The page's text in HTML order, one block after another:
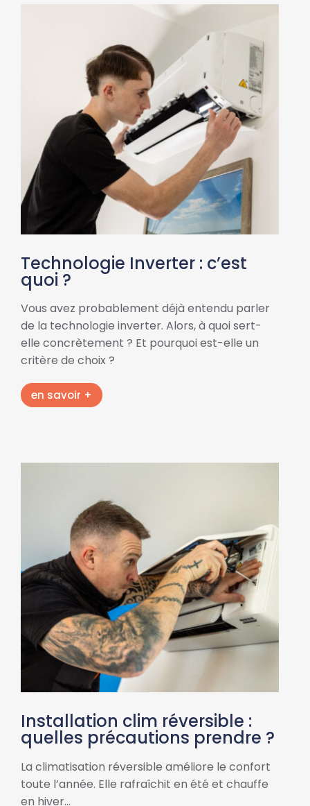
Technologie Inverter : c’est
quoi ?
Vous avez probablement déjà entendu parler
de la technologie inverter. Alors, à quoi sert-
elle concrètement ? Et pourquoi est-elle un
critère de choix ?
en savoir +
Installation clim réversible :
quelles précautions prendre ?
La climatisation réversible améliore le confort
toute l’année. Elle rafraîchit en été et chauffe
en hiver…